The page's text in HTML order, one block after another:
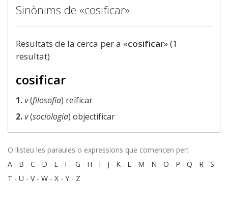
Sinònims de «cosificar»
Resultats de la cerca per a «cosificar» (1
resultat)
cosificar
1.v(filosofia) reïficar
2.v(sociologia) objectificar
O llisteu les paraules o expressions que comencen per:
A - B - C - D - E - F - G - H - I - J - K - L - M - N - O - P - Q - R - S -
T - U - V- W - X - Y - Z